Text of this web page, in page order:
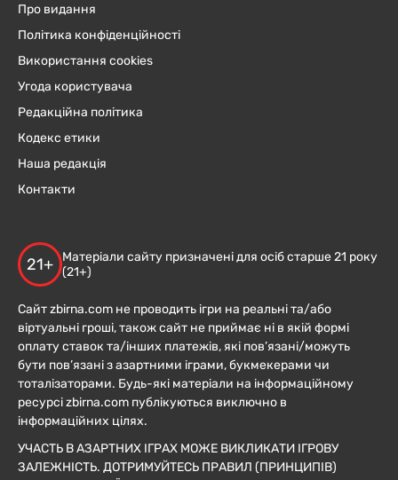
Про видання
Політика конфіденційності
Використання cookies
Угода користувача
Редакційна політика
Кодекс етики
Наша редакція
Контакти
21+
Матеріали сайту призначені для осіб старше 21 року
(21+)
Сайт zbirna.com не проводить ігри на реальні та/або
віртуальні гроші, також сайт не приймає ні в якій формі
оплату ставок та/інших платежів, які пов’язані/можуть
бути пов’язані з азартними іграми, букмекерами чи
тоталізаторами. Будь-які матеріали на інформаційному
ресурсі zbirna.com публікуються виключно в
інформаційних цілях.
УЧАСТЬ В АЗАРТНИХ ІГРАХ МОЖЕ ВИКЛИКАТИ ІГРОВУ
ЗАЛЕЖНІСТЬ. ДОТРИМУЙТЕСЬ ПРАВИЛ (ПРИНЦИПІВ)